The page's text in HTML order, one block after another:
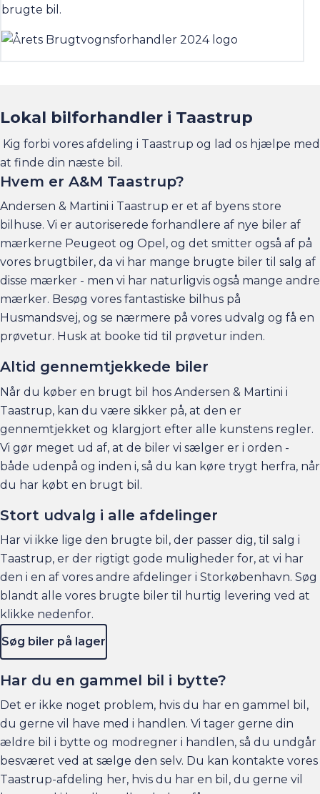
brugte bil.
Lokal bilforhandler i Taastrup
Kig forbi vores afdeling i Taastrup og lad os hjælpe med
at finde din næste bil.
Hvem er A&M Taastrup?
Andersen & Martini i Taastrup er et af byens store
bilhuse. Vi er autoriserede forhandlere af nye biler af
mærkerne Peugeot og Opel, og det smitter også af på
vores brugtbiler, da vi har mange brugte biler til salg af
disse mærker - men vi har naturligvis også mange andre
mærker. Besøg vores fantastiske bilhus på
Husmandsvej, og se nærmere på vores udvalg og få en
prøvetur. Husk at booke tid til prøvetur inden.
Altid gennemtjekkede biler
Når du køber en brugt bil hos Andersen & Martini i
Taastrup, kan du være sikker på, at den er
gennemtjekket og klargjort efter alle kunstens regler.
Vi gør meget ud af, at de biler vi sælger er i orden -
både udenpå og inden i, så du kan køre trygt herfra, når
du har købt en brugt bil.
Stort udvalg i alle afdelinger
Har vi ikke lige den brugte bil, der passer dig, til salg i
Taastrup, er der rigtigt gode muligheder for, at vi har
den i en af vores andre afdelinger i Storkøbenhavn. Søg
blandt alle vores brugte biler til hurtig levering ved at
klikke nedenfor.
Søg biler på lager
Har du en gammel bil i bytte?
Det er ikke noget problem, hvis du har en gammel bil,
du gerne vil have med i handlen. Vi tager gerne din
ældre bil i bytte og modregner i handlen, så du undgår
besværet ved at sælge den selv. Du kan kontakte vores
Taastrup-afdeling her, hvis du har en bil, du gerne vil